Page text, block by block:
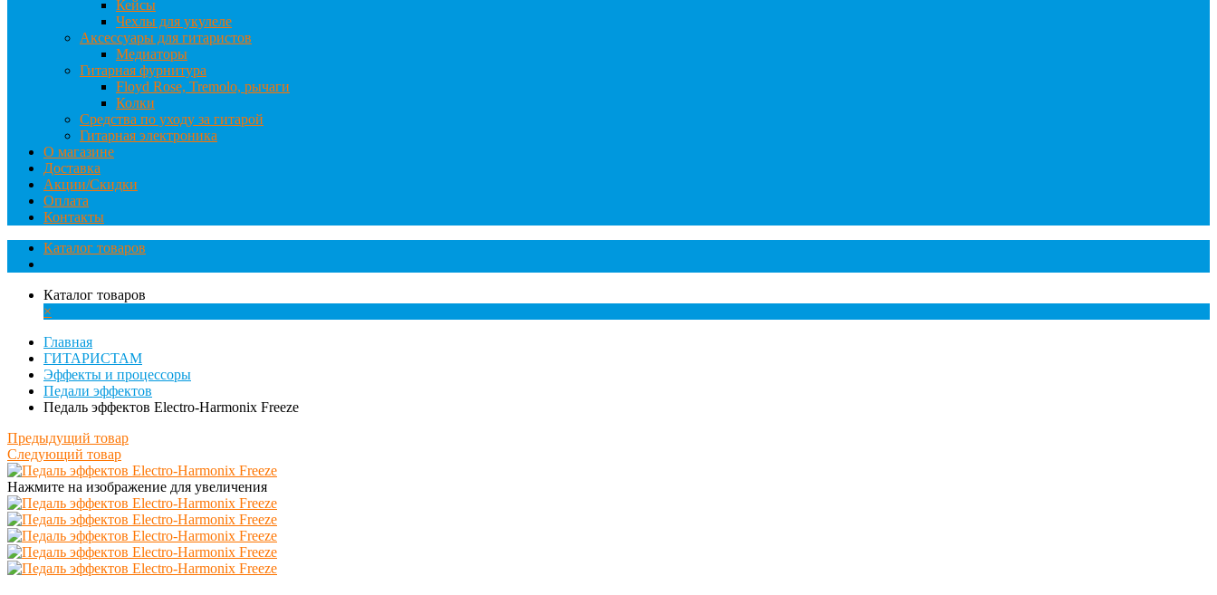
Кейсы
Чехлы для укулеле
Аксессуары для гитаристов
Медиаторы
Гитарная фурнитура
Floyd Rose, Tremolo, рычаги
Колки
Средства по уходу за гитарой
Гитарная электроника
О магазине
Доставка
Акции/Скидки
Оплата
Контакты
Каталог товаров
Каталог товаров
×
Главная
ГИТАРИСТАМ
Эффекты и процессоры
Педали эффектов
Педаль эффектов Electro-Harmonix Freeze
Предыдущий товар
Следующий товар
Нажмите на изображение для увеличения